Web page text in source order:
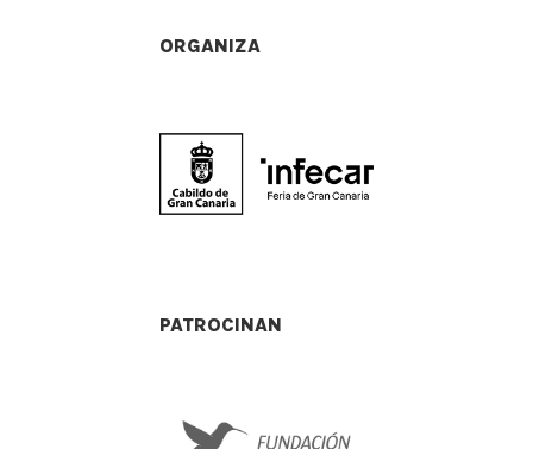
ORGANIZA
PATROCINAN